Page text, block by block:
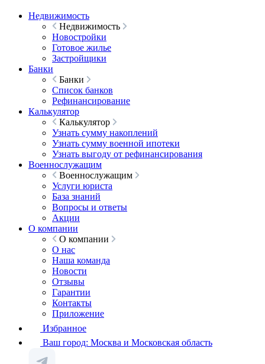
Недвижимость
Недвижимость
Новостройки
Готовое жилье
Застройщики
Банки
Банки
Список банков
Рефинансирование
Калькулятор
Калькулятор
Узнать сумму накоплений
Узнать сумму военной ипотеки
Узнать выгоду от рефинансирования
Военнослужащим
Военнослужащим
Услуги юриста
База знаний
Вопросы и ответы
Акции
О компании
О компании
О нас
Наша команда
Новости
Отзывы
Гарантии
Контакты
Приложение
Избранное
Ваш город: Москва и Московская область